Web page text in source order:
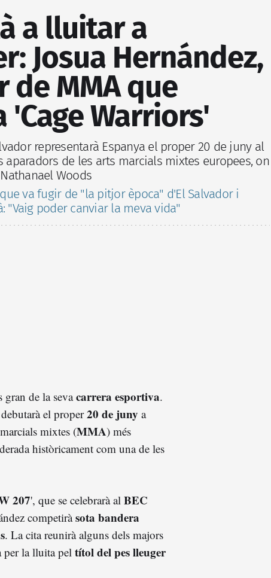
a lluitar a
Josua Hernández,
MMA que
'Cage Warriors'
representarà Espanya el proper 20 de juny al
aparadors de les arts marcials mixtes europees, on
Woods
va fugir de "la pitjor època" d'El Salvador i
"Vaig poder canviar la meva vida"
gran de la sevacarrera esportiva.
debutarà el proper20 de juny a
mixtes (MMA) més
històricament com una de les
207', que se celebrarà al BEC
competiràsota bandera
. La cita reunirà alguns dels majors
per la lluita pel títol del pes lleuger